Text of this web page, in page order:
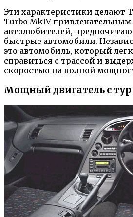
Эти характеристики делают
Turbo MkIV
автолюбителей,
быстрые автомобили.
это автомобиль, который
справиться с трассой и
скоростью на полной
Мощный двигатель с